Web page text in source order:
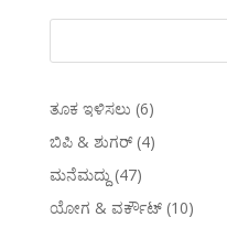
ತೂಕ ಇಳಿಸಲು (6)
ಬಿಪಿ & ಶುಗರ್(4)
ಮನೆಮದ್ದು (47)
ಯೋಗ & ವರ್ಕೌಟ್(10)